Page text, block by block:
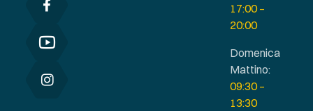
17:00 –
20:00
Domenica
Mattino:
09:30 –
13:30